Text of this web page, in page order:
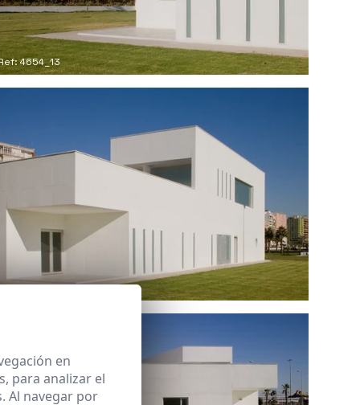
4654_13
4654_17
en
para analizar el
Al navegar por